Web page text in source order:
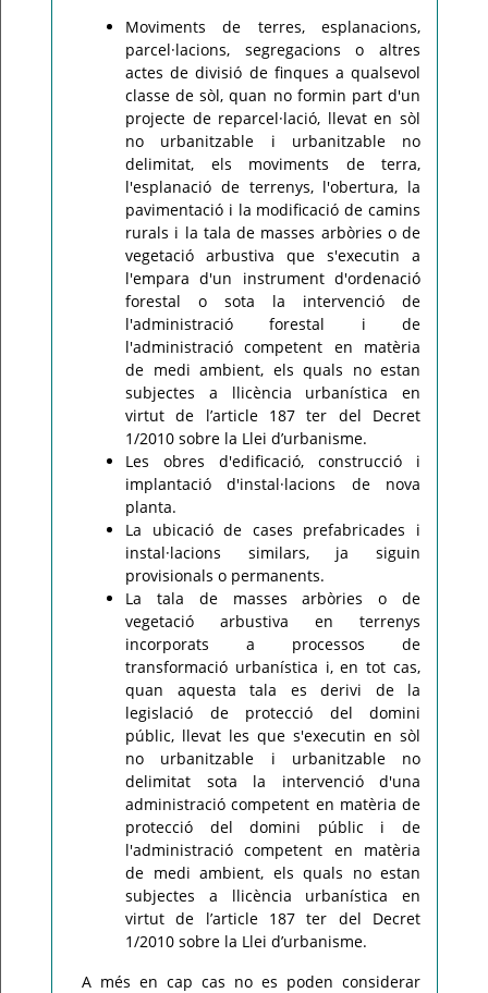
Moviments de terres, esplanacions,
parcel·lacions, segregacions o altres
actes de divisió de finques a qualsevol
classe de sòl, quan no formin part d'un
projecte de reparcel·lació, llevat en sòl
no urbanitzable i urbanitzable no
delimitat, els moviments de terra,
l'esplanació de terrenys, l'obertura, la
pavimentació i la modificació de camins
rurals i la tala de masses arbòries o de
vegetació arbustiva que s'executin a
l'empara d'un instrument d'ordenació
forestal o sota la intervenció de
l'administració forestal i de
l'administració competent en matèria
de medi ambient, els quals no estan
subjectes a llicència urbanística en
virtut de l’article 187 ter del Decret
1/2010 sobre la Llei d’urbanisme.
Les obres d'edificació, construcció i
implantació d'instal·lacions de nova
planta.
La ubicació de cases prefabricades i
instal·lacions similars, ja siguin
provisionals o permanents.
La tala de masses arbòries o de
vegetació arbustiva en terrenys
incorporats a processos de
transformació urbanística i, en tot cas,
quan aquesta tala es derivi de la
legislació de protecció del domini
públic, llevat les que s'executin en sòl
no urbanitzable i urbanitzable no
delimitat sota la intervenció d'una
administració competent en matèria de
protecció del domini públic i de
l'administració competent en matèria
de medi ambient, els quals no estan
subjectes a llicència urbanística en
virtut de l’article 187 ter del Decret
1/2010 sobre la Llei d’urbanisme.
A més en cap cas no es poden considerar